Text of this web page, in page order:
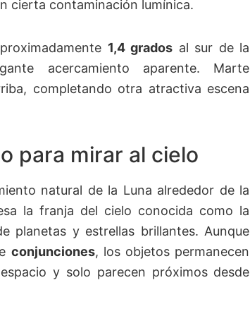
cierta contaminación lumínica.
1,4 grados al sur de la
acercamiento aparente. Marte
completando otra atractiva escena
para mirar al cielo
natural de la Luna alrededor de la
la franja del cielo conocida como la
planetas y estrellas brillantes. Aunque
conjunciones, los objetos permanecen
y solo parecen próximos desde